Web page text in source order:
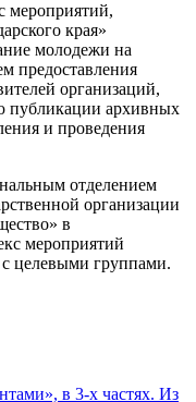
мероприятий,
края»
молодежи на
предоставления
организаций,
архивных
и проведения
отделением
организации
в
мероприятий
целевыми группами.